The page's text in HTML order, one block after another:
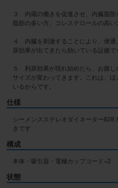
３　内蔵の働きを促進させ、内臓脂
脂肪の多い方、コレステロールの高い
４　内臓を刺激することにより、便
尿効果が出てきたら効いている証拠で
５　利尿効果が現れ始めたら、お腹
サイズが変わってきます。これは、
いるからです。
仕様
シーメンスステレオダイネーター828
きです
構成
本体・吸引器・電極カップコード×2
状態